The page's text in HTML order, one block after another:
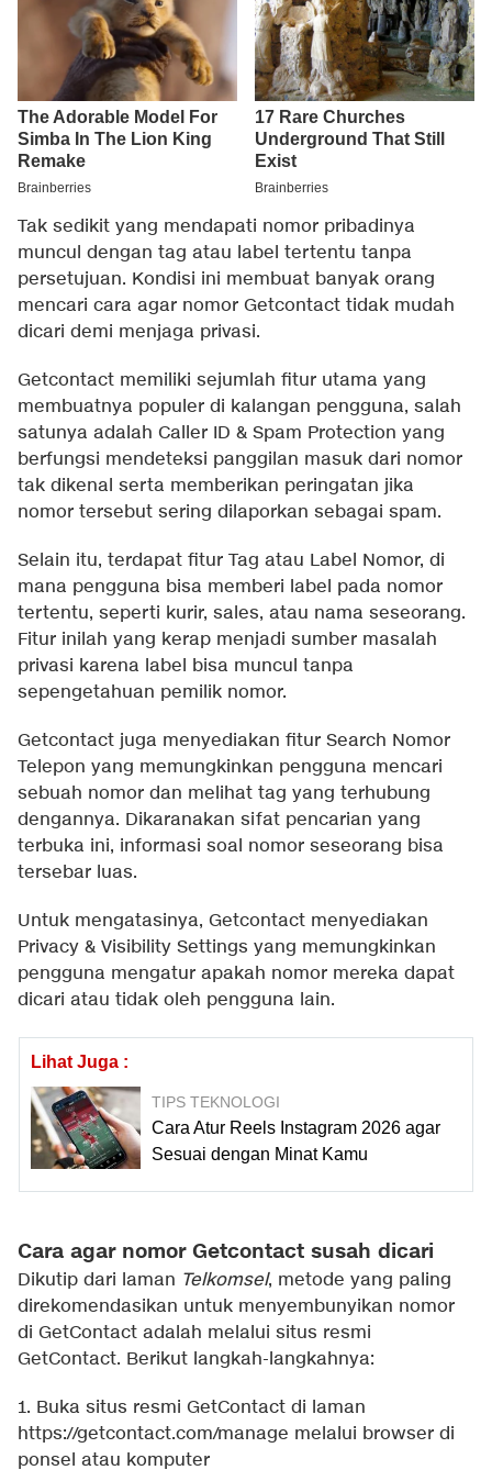
Tak sedikit yang mendapati nomor pribadinya
muncul dengan tag atau label tertentu tanpa
persetujuan. Kondisi ini membuat banyak orang
mencari cara agar nomor Getcontact tidak mudah
dicari demi menjaga privasi.
Getcontact memiliki sejumlah fitur utama yang
membuatnya populer di kalangan pengguna, salah
satunya adalah Caller ID & Spam Protection yang
berfungsi mendeteksi panggilan masuk dari nomor
tak dikenal serta memberikan peringatan jika
nomor tersebut sering dilaporkan sebagai spam.
Selain itu, terdapat fitur Tag atau Label Nomor, di
mana pengguna bisa memberi label pada nomor
tertentu, seperti kurir, sales, atau nama seseorang.
Fitur inilah yang kerap menjadi sumber masalah
privasi karena label bisa muncul tanpa
sepengetahuan pemilik nomor.
Getcontact juga menyediakan fitur Search Nomor
Telepon yang memungkinkan pengguna mencari
sebuah nomor dan melihat tag yang terhubung
dengannya. Dikaranakan sifat pencarian yang
terbuka ini, informasi soal nomor seseorang bisa
tersebar luas.
Untuk mengatasinya, Getcontact menyediakan
Privacy & Visibility Settings yang memungkinkan
pengguna mengatur apakah nomor mereka dapat
dicari atau tidak oleh pengguna lain.
Lihat Juga :
TIPS TEKNOLOGI
Cara Atur Reels Instagram 2026 agar
Sesuai dengan Minat Kamu
Cara agar nomor Getcontact susah dicari
Dikutip dari laman Telkomsel, metode yang paling
direkomendasikan untuk menyembunyikan nomor
di GetContact adalah melalui situs resmi
GetContact. Berikut langkah-langkahnya:
1. Buka situs resmi GetContact di laman
https://getcontact.com/manage melalui browser di
ponsel atau komputer